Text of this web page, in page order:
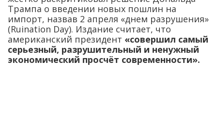
Трампа о введении новых пошлин на
импорт, назвав 2 апреля «днем разрушения»
(Ruination Day). Издание считает, что
американский президент «совершил самый
серьезный, разрушительный и ненужный
экономический просчёт современности».